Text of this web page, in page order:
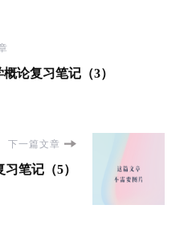
论复习笔记（3）
下一篇文章
笔记（5）